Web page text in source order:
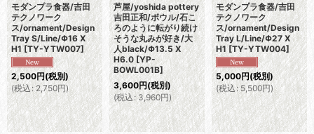
モダンプラ食器/吉田
テクノワーク
ス/ornament/Design
Tray S/Line/Φ16 X
H1 [TY-YTW007]
2,500円(税別)
(税込 : 2,750円)
芦屋/yoshida pottery
吉田正和/ボウル/石こ
ろのように転がり続け
そうな丸みが好き/大
人black/Φ13.5 X
H6.0 [YP-
BOWL001B]
3,600円(税別)
(税込 : 3,960円)
モダンプラ食器/吉田
テクノワーク
ス/ornament/Design
Tray L/Line/Φ27 X
H1 [TY-YTW004]
5,000円(税別)
(税込: 5,500円)